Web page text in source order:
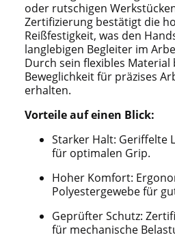
oder rutschigen
Zertifizierung bestätigt die
Reißfestigkeit, was den
langlebigen Begleiter im
Durch sein flexibles Material
Beweglichkeit für präzises
erhalten.
Vorteile auf einen Blick:
Starker Halt: Geriffelte
für optimalen Grip.
Hoher Komfort:
Polyestergewebe für
Geprüfter Schutz:
für mechanische